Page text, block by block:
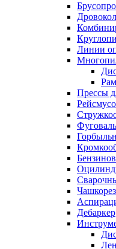
Линии
Прессы
Дебаркер